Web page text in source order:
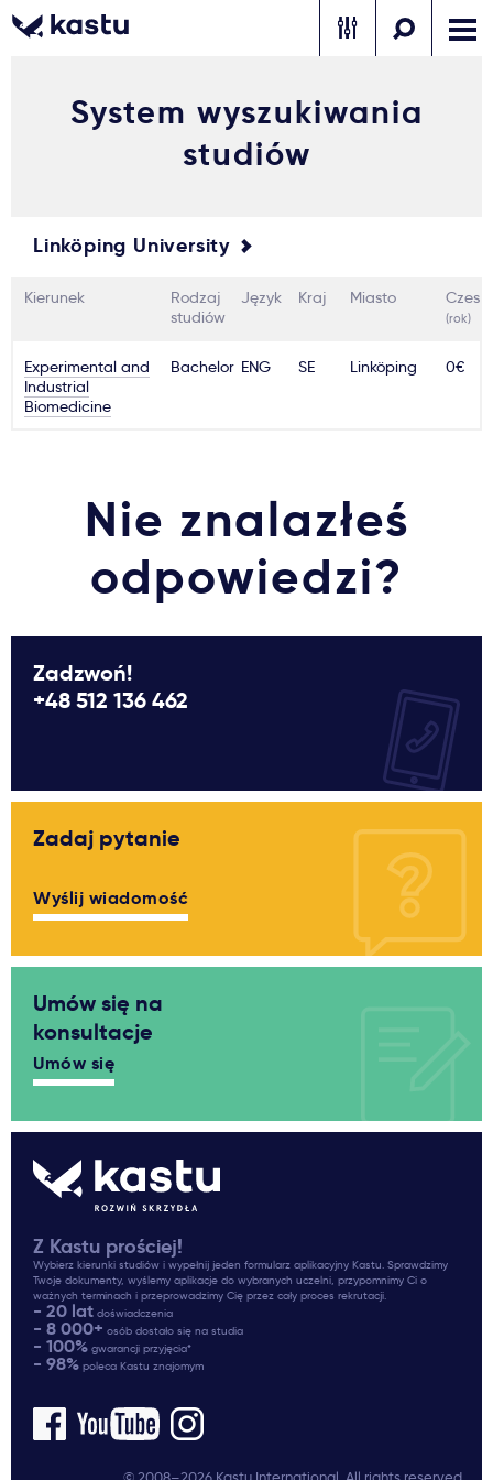
1
Powiadomienia
Formularz aplikacyjny
Zadzwoń Bezpłatne konsultacje Kontakt
Gdzie studiować?
Ważne
Usługi
Dlaczego Kastu?
System wyszukiwania
studiów
Linköping University
Kierunek
Rodzaj
studiów
Język Kraj Miasto
(rok)
Experimental and
Industrial
Biomedicine
Bachelor ENG SE Linköping 0€
Nie znalazłeś
odpowiedzi?
Zadzwoń!
+48 512 136 462
Zadaj pytanie
Wyślij wiadomość
Umów się na
konsultacje
Umów się
Z Kastu prościej!
Wybierz kierunki studiów i wypełnij jeden formularz aplikacyjny Kastu. Sprawdzimy
Twoje dokumenty, wyślemy aplikacje do wybranych uczelni, przypomnimy Ci o
ważnych terminach i przeprowadzimy Cię przez cały proces rekrutacji.
- 20 lat doświadczenia
- 8 000+ osób dostało się na studia
- 100% gwarancji przyjęcia*
- 98% poleca Kastu znajomym